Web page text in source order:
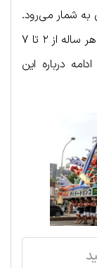
به شمار می‌رود.
با شکوه‌ترین فستیوال نبوتا در شهر آئوموری هر ساله از ۲ تا ۷
درباره این